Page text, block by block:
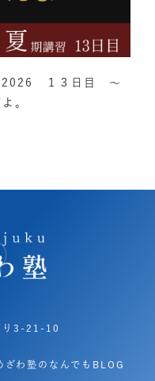
2026 １３日目 ～
。
り3-21-10
ざわ塾のなんでもBLOG